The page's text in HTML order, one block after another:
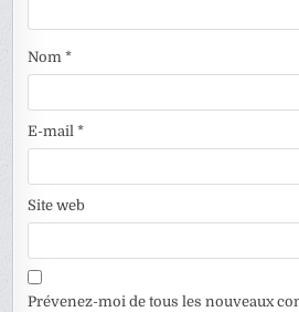
Nom*
E-mail*
Site web
Prévenez-moi de tous les nouveaux